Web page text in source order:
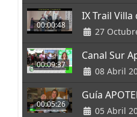
00:00:48
IX Trail Villa
27
00:09:37
Canal Sur
08 Abril
00:05:26
Guía
05 Abril